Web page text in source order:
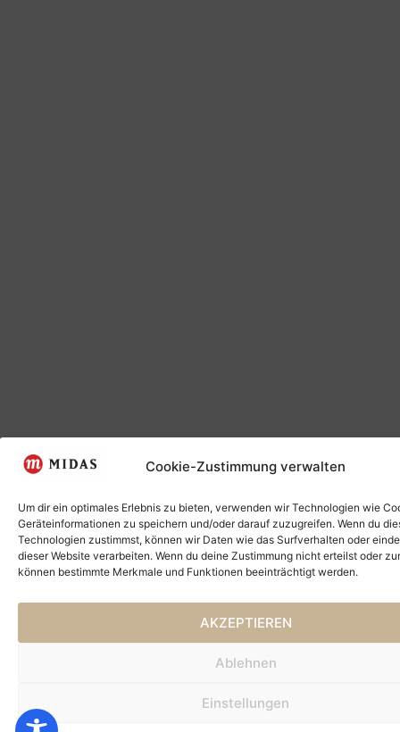
Cookie-Zustimmung verwalten
Um dir ein optimales Erlebnis zu bieten, verwenden wir Technologien wie
Geräteinformationen zu speichern und/oder darauf zuzugreifen. Wenn du
Technologien zustimmst, können wir Daten wie das Surfverhalten oder
dieser Website verarbeiten. Wenn du deine Zustimmung nicht erteilst oder
können bestimmte Merkmale und Funktionen beeinträchtigt werden.
AKZEPTIEREN
Ablehnen
Einstellungen